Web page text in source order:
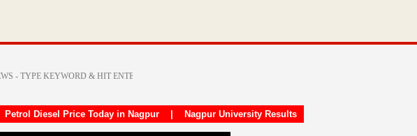
Petrol Diesel Price Today in Nagpur| Nagpur University Results